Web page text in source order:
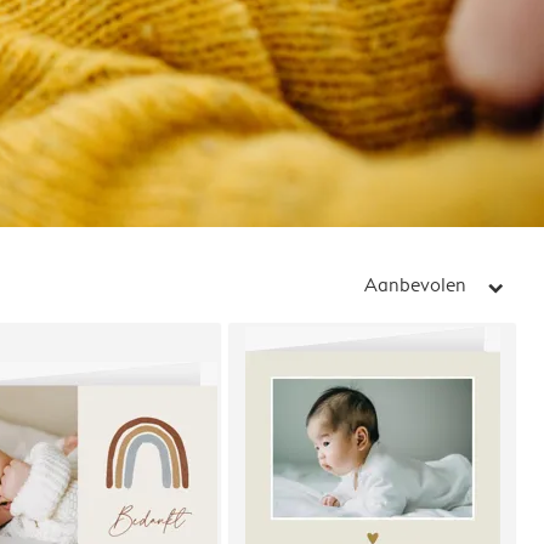
Aanbevolen arrow_right